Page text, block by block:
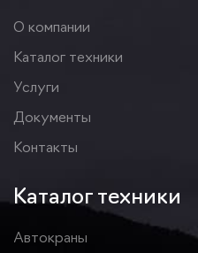
О компании
Каталог техники
Услуги
Документы
Контакты
Каталог техники
Автокраны